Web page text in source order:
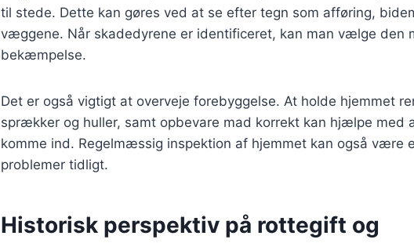
til stede. Dette kan gøres ved at se efter tegn som afføring,
væggene. Når skadedyrene er identificeret, kan man vælge den
bekæmpelse.
Det er også vigtigt at overveje forebyggelse. At holde hjemmet
sprækker og huller, samt opbevare mad korrekt kan hjælpe med
komme ind. Regelmæssig inspektion af hjemmet kan også være
problemer tidligt.
Historisk perspektiv på rottegift og